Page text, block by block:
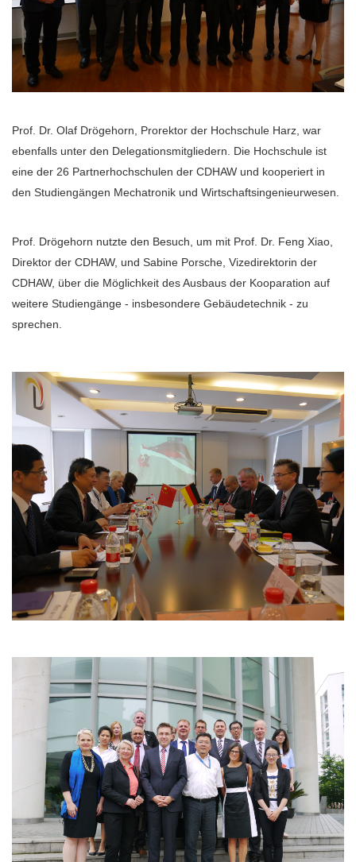
Prof. Dr. Olaf Drögehorn, Prorektor der Hochschule Harz, war
ebenfalls unter den Delegationsmitgliedern. Die Hochschule ist
eine der 26 Partnerhochschulen der CDHAW und kooperiert in
den Studiengängen Mechatronik und Wirtschaftsingenieurwesen.
Prof. Drögehorn nutzte den Besuch, um mit Prof. Dr. Feng Xiao,
Direktor der CDHAW, und Sabine Porsche, Vizedirektorin der
CDHAW, über die Möglichkeit des Ausbaus der Kooparation auf
weitere Studiengänge - insbesondere Gebäudetechnik - zu
sprechen.